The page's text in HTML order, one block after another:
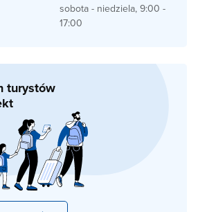
sobota - niedziela, 9:00 -
17:00
turystów